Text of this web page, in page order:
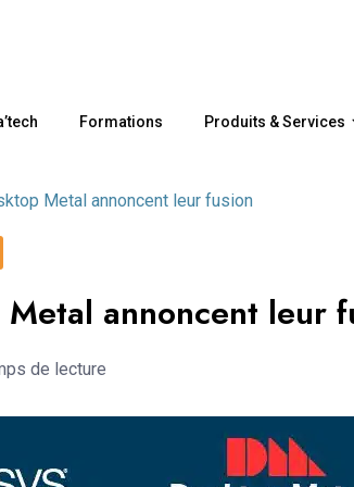
Formations Produits & Services
Metal annoncent leur fusion
annoncent leur
de lecture